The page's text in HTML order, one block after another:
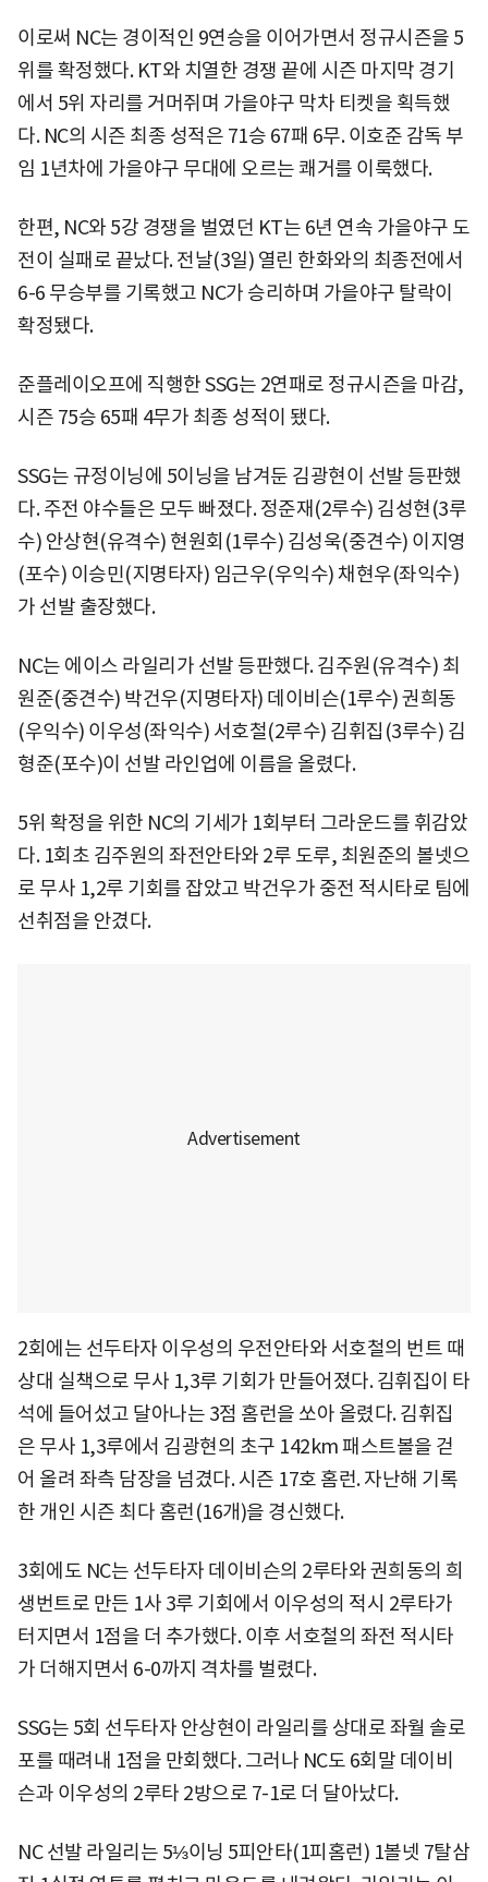
이로써 NC는 경이적인 9연승을 이어가면서 정규시즌을 5
위를 확정했다. KT와 치열한 경쟁 끝에 시즌 마지막 경기
에서 5위 자리를 거머쥐며 가을야구 막차 티켓을 획득했
다. NC의 시즌 최종 성적은 71승 67패 6무. 이호준 감독 부
임 1년차에 가을야구 무대에 오르는 쾌거를 이룩했다.
한편, NC와 5강 경쟁을 벌였던 KT는 6년 연속 가을야구 도
전이 실패로 끝났다. 전날(3일) 열린 한화와의 최종전에서
6-6 무승부를 기록했고 NC가 승리하며 가을야구 탈락이
확정됐다.
준플레이오프에 직행한 SSG는 2연패로 정규시즌을 마감,
시즌 75승 65패 4무가 최종 성적이 됐다.
SSG는 규정이닝에 5이닝을 남겨둔 김광현이 선발 등판했
다. 주전 야수들은 모두 빠졌다. 정준재(2루수) 김성현(3루
수) 안상현(유격수) 현원회(1루수) 김성욱(중견수) 이지영
(포수) 이승민(지명타자) 임근우(우익수) 채현우(좌익수)
가 선발 출장했다.
NC는 에이스 라일리가 선발 등판했다. 김주원(유격수) 최
원준(중견수) 박건우(지명타자) 데이비슨(1루수) 권희동
(우익수) 이우성(좌익수) 서호철(2루수) 김휘집(3루수) 김
형준(포수)이 선발 라인업에 이름을 올렸다.
5위 확정을 위한 NC의 기세가 1회부터 그라운드를 휘감았
다. 1회초 김주원의 좌전안타와 2루 도루, 최원준의 볼넷으
로 무사 1,2루 기회를 잡았고 박건우가 중전 적시타로 팀에
선취점을 안겼다.
2회에는 선두타자 이우성의 우전안타와 서호철의 번트 때
상대 실책으로 무사 1,3루 기회가 만들어졌다. 김휘집이 타
석에 들어섰고 달아나는 3점 홈런을 쏘아 올렸다. 김휘집
은 무사 1,3루에서 김광현의 초구 142km 패스트볼을 걷
어 올려 좌측 담장을 넘겼다. 시즌 17호 홈런. 자난해 기록
한 개인 시즌 최다 홈런(16개)을 경신했다.
3회에도 NC는 선두타자 데이비슨의 2루타와 권희동의 희
생번트로 만든 1사 3루 기회에서 이우성의 적시 2루타가
터지면서 1점을 더 추가했다. 이후 서호철의 좌전 적시타
가 더해지면서 6-0까지 격차를 벌렸다.
SSG는 5회 선두타자 안상현이 라일리를 상대로 좌월 솔로
포를 때려내 1점을 만회했다. 그러나 NC도 6회말 데이비
슨과 이우성의 2루타 2방으로 7-1로 더 달아났다.
NC 선발 라일리는 5⅓이닝 5피안타(1피홈런) 1볼넷 7탈삼